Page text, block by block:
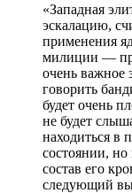
«Западная
эскалацию,
применения
милиции —
очень важное
говорить
будет очень
не будет
находиться в
состоянии, но
состав его
следующий